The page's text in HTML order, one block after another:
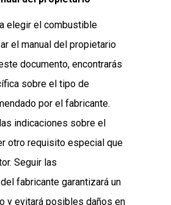
elegir el combustible
el manual del propietario
documento, encontrarás
sobre el tipo de
por el fabricante.
indicaciones sobre el
otro requisito especial que
Seguir las
fabricante garantizará un
y evitará posibles daños en